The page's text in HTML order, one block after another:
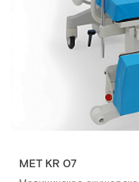
MET KR 07